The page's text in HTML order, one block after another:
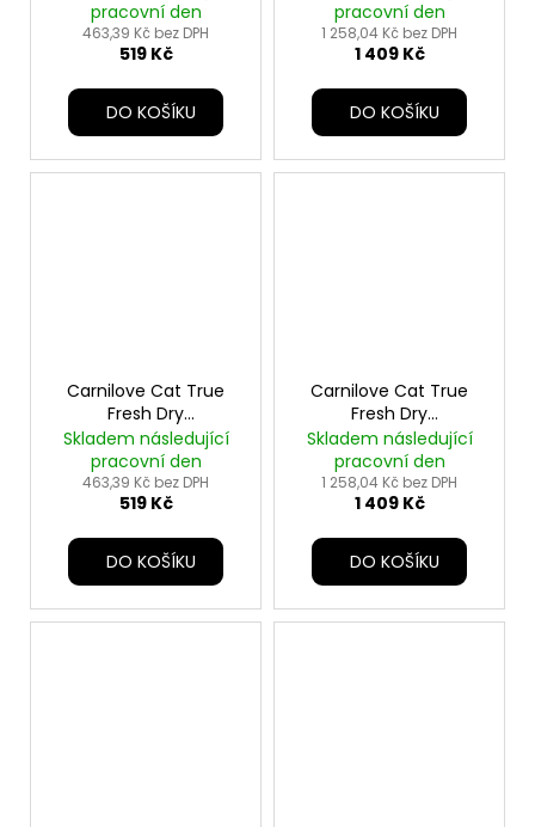
pracovní den
463,39 Kč bez DPH
519 Kč
DO KOŠÍKU
pracovní den
1 258,04 Kč bez DPH
1 409 Kč
DO KOŠÍKU
Carnilove Cat True
Fresh Dry
Fish&Turk.Ster.Ad.AB
2kg
Skladem následující
pracovní den
463,39 Kč bez DPH
519 Kč
DO KOŠÍKU
Carnilove Cat True
Fresh Dry
Fish&Turk.Ster.Ad.AB
6kg
Skladem následující
pracovní den
1 258,04 Kč bez DPH
1 409 Kč
DO KOŠÍKU